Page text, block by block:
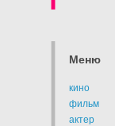
Меню
кино
фильм
актер